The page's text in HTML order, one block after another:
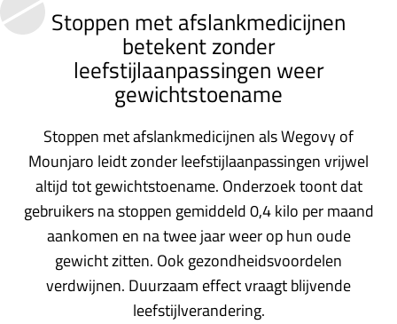
geen
vergeten
ziekte
meer:
aantal
uitbraken
fors
gestegen'
op
Nationale
zorggids
Stoppen met afslankmedicijnen
betekent zonder
leefstijlaanpassingen weer
gewichtstoename
Stoppen met afslankmedicijnen als Wegovy of
Mounjaro leidt zonder leefstijlaanpassingen vrijwel
altijd tot gewichtstoename. Onderzoek toont dat
gebruikers na stoppen gemiddeld 0,4 kilo per maand
aankomen en na twee jaar weer op hun oude
gewicht zitten. Ook gezondheidsvoordelen
verdwijnen. Duurzaam effect vraagt blijvende
leefstijlverandering.